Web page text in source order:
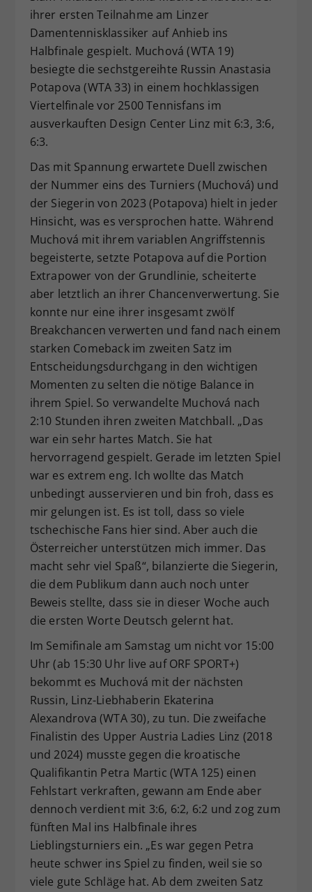
ihrer ersten Teilnahme am Linzer
Damentennisklassiker auf Anhieb ins
Halbfinale gespielt. Muchová (WTA 19)
besiegte die sechstgereihte Russin Anastasia
Potapova (WTA 33) in einem hochklassigen
Viertelfinale vor 2500 Tennisfans im
ausverkauften Design Center Linz mit 6:3, 3:6,
6:3.
Das mit Spannung erwartete Duell zwischen
der Nummer eins des Turniers (Muchová) und
der Siegerin von 2023 (Potapova) hielt in jeder
Hinsicht, was es versprochen hatte. Während
Muchová mit ihrem variablen Angriffstennis
begeisterte, setzte Potapova auf die Portion
Extrapower von der Grundlinie, scheiterte
aber letztlich an ihrer Chancenverwertung. Sie
konnte nur eine ihrer insgesamt zwölf
Breakchancen verwerten und fand nach einem
starken Comeback im zweiten Satz im
Entscheidungsdurchgang in den wichtigen
Momenten zu selten die nötige Balance in
ihrem Spiel. So verwandelte Muchová nach
2:10 Stunden ihren zweiten Matchball. „Das
war ein sehr hartes Match. Sie hat
hervorragend gespielt. Gerade im letzten Spiel
war es extrem eng. Ich wollte das Match
unbedingt ausservieren und bin froh, dass es
mir gelungen ist. Es ist toll, dass so viele
tschechische Fans hier sind. Aber auch die
Österreicher unterstützen mich immer. Das
macht sehr viel Spaß“, bilanzierte die Siegerin,
die dem Publikum dann auch noch unter
Beweis stellte, dass sie in dieser Woche auch
die ersten Worte Deutsch gelernt hat.
Im Semifinale am Samstag um nicht vor 15:00
Uhr (ab 15:30 Uhr live auf ORF SPORT+)
bekommt es Muchová mit der nächsten
Russin, Linz-Liebhaberin Ekaterina
Alexandrova (WTA 30), zu tun. Die zweifache
Finalistin des Upper Austria Ladies Linz (2018
und 2024) musste gegen die kroatische
Qualifikantin Petra Martic (WTA 125) einen
Fehlstart verkraften, gewann am Ende aber
dennoch verdient mit 3:6, 6:2, 6:2 und zog zum
fünften Mal ins Halbfinale ihres
Lieblingsturniers ein. „Es war gegen Petra
heute schwer ins Spiel zu finden, weil sie so
viele gute Schläge hat. Ab dem zweiten Satz
Zweck
Dieser Wert speichert Ihre Consent-
Einstellungen. Unter anderem eine
zufällig generierte ID, für die
historische Speicherung Ihrer
vorgenommen Einstellungen, falls der
Webseiten-Betreiber dies eingestellt
hat.